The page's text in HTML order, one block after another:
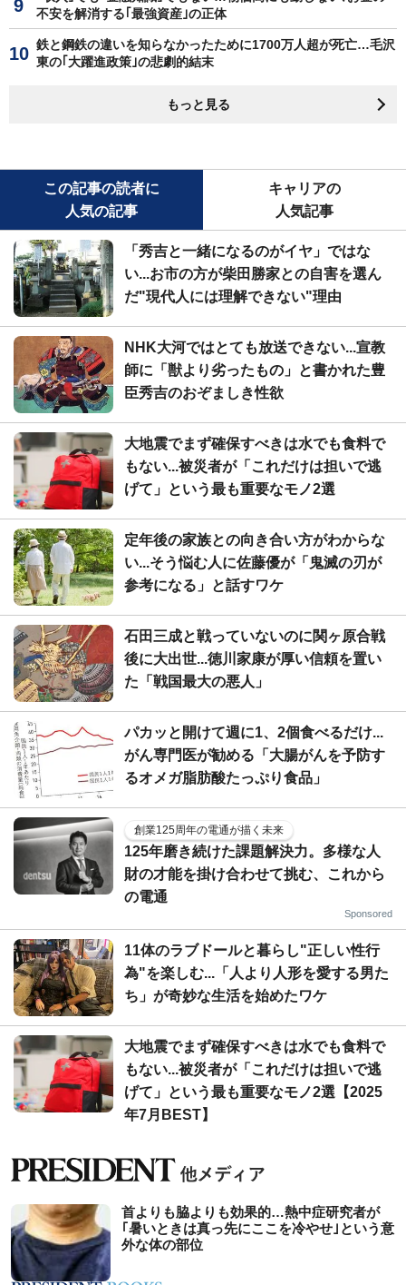
不安を解消する｢最強資産｣の正体
鉄と鋼鉄の違いを知らなかったために1700万人超が死亡…毛沢
東の｢大躍進政策｣の悲劇的結末
もっと見る
この記事の読者に
人気の記事
キャリアの
人気記事
「秀吉と一緒になるのがイヤ」ではな
い...お市の方が柴田勝家との自害を選ん
だ"現代人には理解できない"理由
NHK大河ではとても放送できない...宣教
師に「獣より劣ったもの」と書かれた豊
臣秀吉のおぞましき性欲
大地震でまず確保すべきは水でも食料で
もない...被災者が「これだけは担いで逃
げて」という最も重要なモノ2選
定年後の家族との向き合い方がわからな
い...そう悩む人に佐藤優が「鬼滅の刃が
参考になる」と話すワケ
石田三成と戦っていないのに関ヶ原合戦
後に大出世...徳川家康が厚い信頼を置い
た「戦国最大の悪人」
パカッと開けて週に1、2個食べるだけ...
がん専門医が勧める「大腸がんを予防す
るオメガ脂肪酸たっぷり食品」
創業125周年の電通が描く未来
125年磨き続けた課題解決力。多様な人
財の才能を掛け合わせて挑む、これから
の電通
Sponsored
11体のラブドールと暮らし"正しい性行
為"を楽しむ...「人より人形を愛する男た
ち」が奇妙な生活を始めたワケ
大地震でまず確保すべきは水でも食料で
もない...被災者が「これだけは担いで逃
げて」という最も重要なモノ2選【2025
年7月BEST】
首よりも脇よりも効果的…熱中症研究者が
｢暑いときは真っ先にここを冷やせ｣という意
外な体の部位